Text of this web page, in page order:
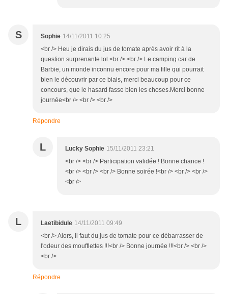
S Sophie 14/11/2011 10:25
<br /> Heu je dirais du jus de tomate après avoir rit à la
question surprenante lol.<br /> <br /> Le camping car de
Barbie, un monde inconnu encore pour ma fille qui pourrait
bien le découvrir par ce biais, merci beaucoup pour ce
concours, que le hasard fasse bien les choses.Merci bonne
journée<br /> <br /> <br />
Répondre
L Lucky Sophie 15/11/2011 23:21
<br /> <br /> Participation validée ! Bonne chance !
<br /> <br /> <br /> Bonne soirée !<br /> <br /> <br />
<br />
L Laetibidule 14/11/2011 09:49
<br /> Alors, il faut du jus de tomate pour ce débarrasser de
l'odeur des moufflettes !!!<br /> Bonne journée !!!<br /> <br />
<br />
Répondre